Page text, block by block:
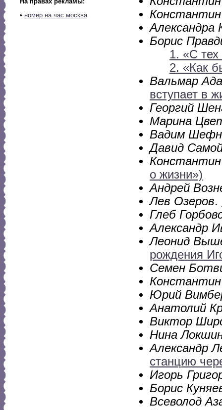
• номер на час москва
Александра
Борис
1. «С
2. «Как
Вальмар
вступает в
Георгий
Марина
Вадим
Давид
о жизни»)
Андрей
Лев Озеров.
Глеб
Александр
Леонид
рождения
Семен
Юрий
Анатолий
Виктор
Нина
Александр
станцию
Игорь
Борис
Всеволод